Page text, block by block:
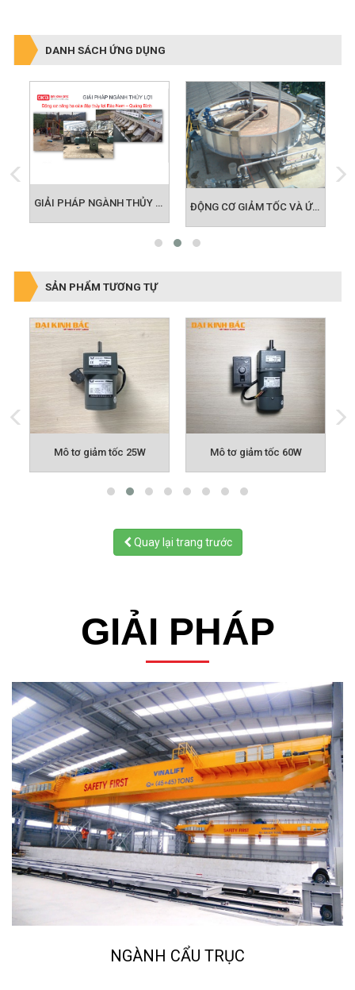
DANH SÁCH ỨNG DỤNG
GIẢI PHÁP NGÀNH THỦY LỢI - NÔNG NGHIỆP ĐỘNG CƠ GIẢM TỐC VÀ ỨNG DỤNG BỂ ADF TRONG LĨNH VỰC MÔI TRƯỜNG
SẢN PHẨM TƯƠNG TỰ
Mô tơ giảm tốc 25W Mô tơ giảm tốc 60W
Quay lại trang trước
GIẢI PHÁP
NGÀNH CẨU TRỤC